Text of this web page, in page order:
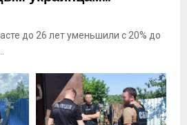
до 26 лет уменьшили с 20% до